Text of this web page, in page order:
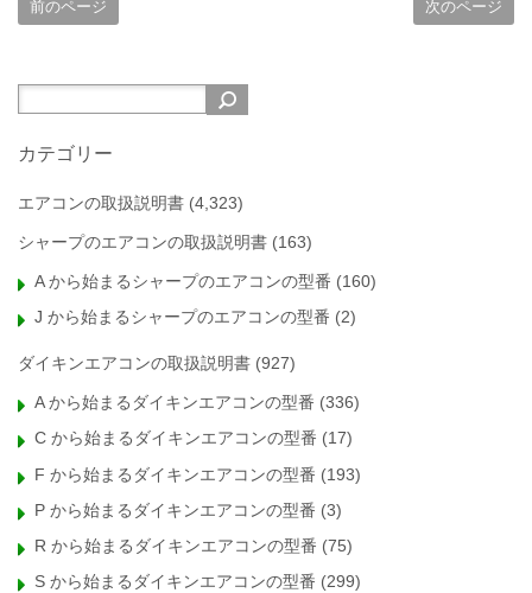
前のページ 次のページ
カテゴリー
エアコンの取扱説明書 (4,323)
シャープのエアコンの取扱説明書 (163)
A から始まるシャープのエアコンの型番 (160)
J から始まるシャープのエアコンの型番 (2)
ダイキンエアコンの取扱説明書 (927)
A から始まるダイキンエアコンの型番 (336)
C から始まるダイキンエアコンの型番 (17)
F から始まるダイキンエアコンの型番 (193)
P から始まるダイキンエアコンの型番 (3)
R から始まるダイキンエアコンの型番 (75)
S から始まるダイキンエアコンの型番 (299)